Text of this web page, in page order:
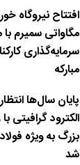
مگاواتی سمیرم
سرمایه‌گذاری
مبارکه
پایان سال‌ها
الکترود گرافیتی
بزرگ به‌ ویژه
شد